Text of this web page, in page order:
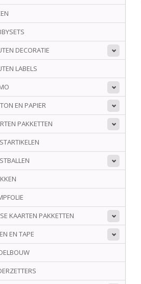
DECORATIE
LABELS
EN PAPIER
PAKKETTEN
KAARTEN PAKKETTEN
EN TAPE